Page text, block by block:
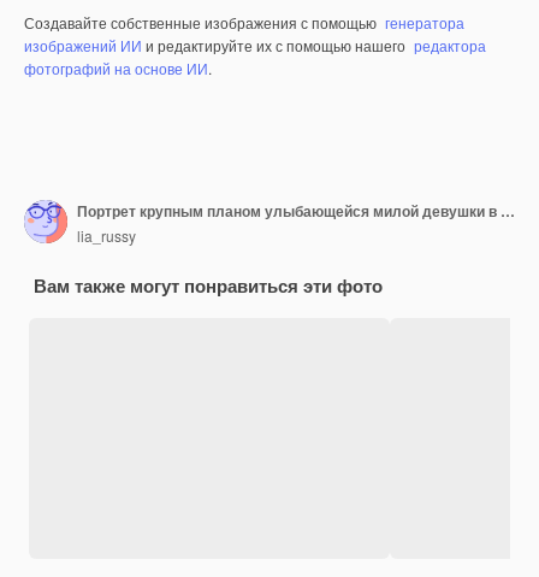
Создавайте собственные изображения с помощью генератора
изображений ИИ и редактируйте их с помощью нашего редактора
фотографий на основе ИИ.
Портрет крупным планом улыбающейся милой девушки в белом рождественском свитере с оленями, показывающими пальцы вверх ...
lia_russy
Вам также могут понравиться эти фото